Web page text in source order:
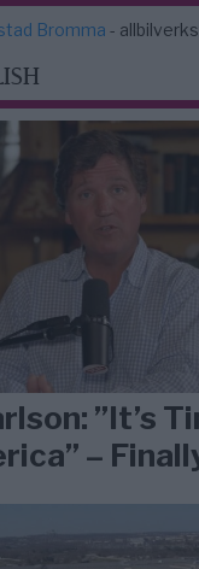
Bromma -
”It’s
–